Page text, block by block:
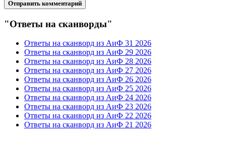
"Ответы на сканворды"
Ответы на сканворд из АиФ 31 2026
Ответы на сканворд из АиФ 29 2026
Ответы на сканворд из АиФ 28 2026
Ответы на сканворд из АиФ 27 2026
Ответы на сканворд из АиФ 26 2026
Ответы на сканворд из АиФ 25 2026
Ответы на сканворд из АиФ 24 2026
Ответы на сканворд из АиФ 23 2026
Ответы на сканворд из АиФ 22 2026
Ответы на сканворд из АиФ 21 2026